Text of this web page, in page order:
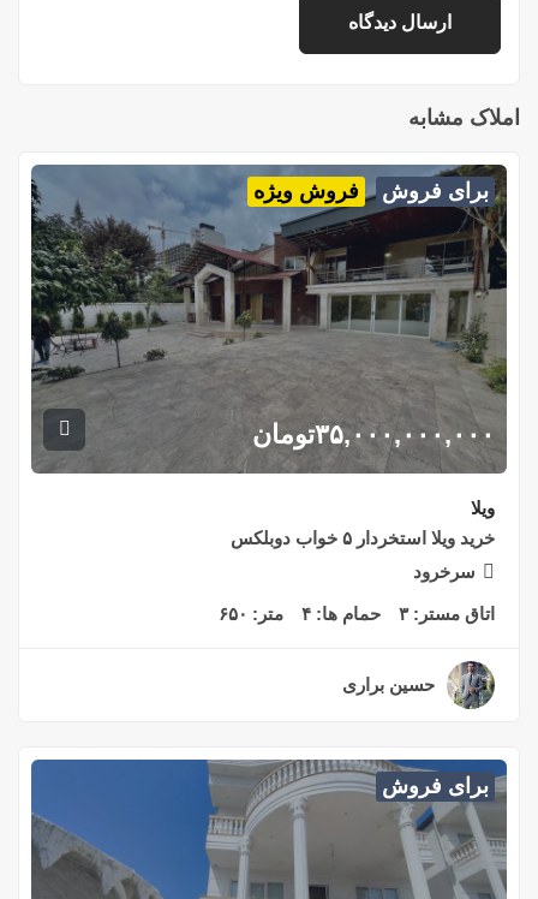
املاک مشابه
برای فروش فروش ویژه
۳۵,۰۰۰,۰۰۰,۰۰۰تومان
ویلا
خرید ویلا استخردار ۵ خواب دوبلکس
سرخرود
اتاق مستر:۳ حمام ها: ۴ متر: ۶۵۰
حسین براری
برای فروش